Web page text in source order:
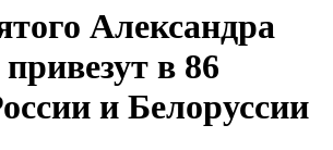
Александра
в 86
и Белоруссии